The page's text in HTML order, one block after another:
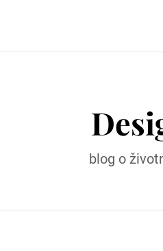
t
blog o